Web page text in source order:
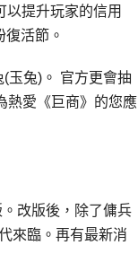
以提升玩家的信用
活節。
玉兔)。 官方更會抽
熱愛《巨商》的您應
改版後，除了傭兵
來臨。再有最新消